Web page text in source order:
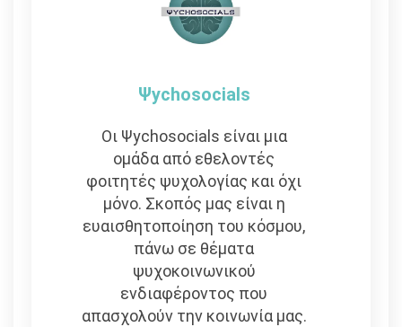
Ψychosocials
Οι Ψychosocials είναι μια
ομάδα από εθελοντές
φοιτητές ψυχολογίας και όχι
μόνο. Σκοπός μας είναι η
ευαισθητοποίηση του κόσμου,
πάνω σε θέματα
ψυχοκοινωνικού
ενδιαφέροντος που
απασχολούν την κοινωνία μας.